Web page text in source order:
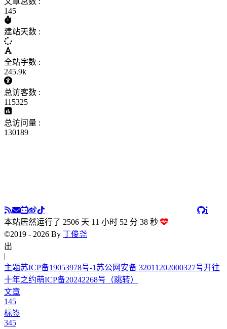
145
建站天数 :
全站字数 :
245.9k
总访客数 :
115325
总访问量 :
130189
本站居然运行了 2506 天 11 小时 52 分 39 秒
©2019 - 2026 By 丁俊尧
出自
|
主题苏ICP备19053978号-1 苏公网安备 32011202000327号开往
十年之约萌ICP备20242268号 （跳转）
文章
145
标签
345